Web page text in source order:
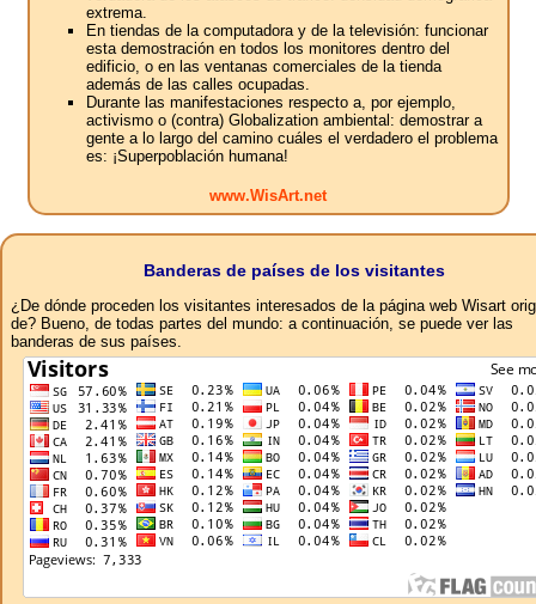
extrema.
En tiendas de la computadora y de la televisión: funcionar
esta demostración en todos los monitores dentro del
edificio, o en las ventanas comerciales de la tienda
además de las calles ocupadas.
Durante las manifestaciones respecto a, por ejemplo,
activismo o (contra) Globalization ambiental: demostrar a
gente a lo largo del camino cuáles el verdadero el problema
es: ¡Superpoblación humana!
www.WisArt.net
Banderas de países de los visitantes
¿De dónde proceden los visitantes interesados ​​de la página web Wisart
de? Bueno, de todas partes del mundo: a continuación, se puede ver las
banderas de sus países.